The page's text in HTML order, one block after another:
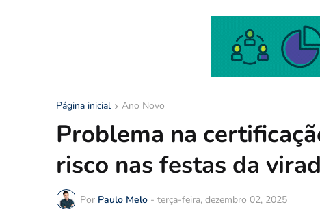
Página inicial Ano Novo
Problema na
risco nas festas da
Por Paulo Melo - terça-feira, dezembro 02, 2025